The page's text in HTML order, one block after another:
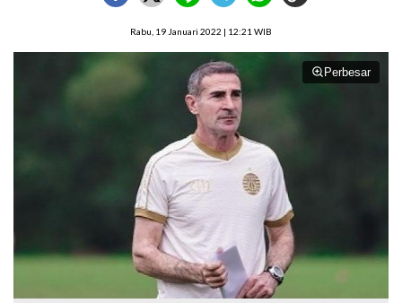
Rabu, 19 Januari 2022 | 12:21 WIB
Perbesar